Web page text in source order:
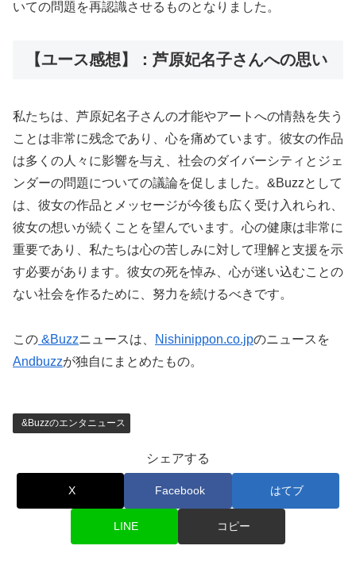
いての問題を再認識させるものとなりました。
【ユース感想】：芦原妃名子さんへの思い
私たちは、芦原妃名子さんの才能やアートへの情熱を失う
ことは非常に残念であり、心を痛めています。彼女の作品
は多くの人々に影響を与え、社会のダイバーシティとジェ
ンダーの問題についての議論を促しました。&Buzzとして
は、彼女の作品とメッセージが今後も広く受け入れられ、
彼女の想いが続くことを望んでいます。心の健康は非常に
重要であり、私たちは心の苦しみに対して理解と支援を示
す必要があります。彼女の死を悼み、心が迷い込むことの
ない社会を作るために、努力を続けるべきです。
この &Buzzニュースは、 Nishinippon.co.jpのニュースを
Andbuzzが独自にまとめたもの。
&Buzzのエンタニュース
シェアする
X Facebook はてブ
LINE コピー